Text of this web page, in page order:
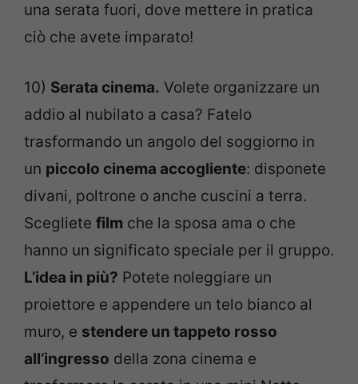
una serata fuori, dove mettere in pratica
ciò che avete imparato!
10) Serata cinema. Volete organizzare un
addio al nubilato a casa? Fatelo
trasformando un angolo del soggiorno in
un piccolo cinema accogliente: disponete
divani, poltrone o anche cuscini a terra.
Scegliete film che la sposa ama o che
hanno un significato speciale per il gruppo.
L’idea in più? Potete noleggiare un
proiettore e appendere un telo bianco al
muro, e stendere un tappeto rosso
all’ingresso della zona cinema e